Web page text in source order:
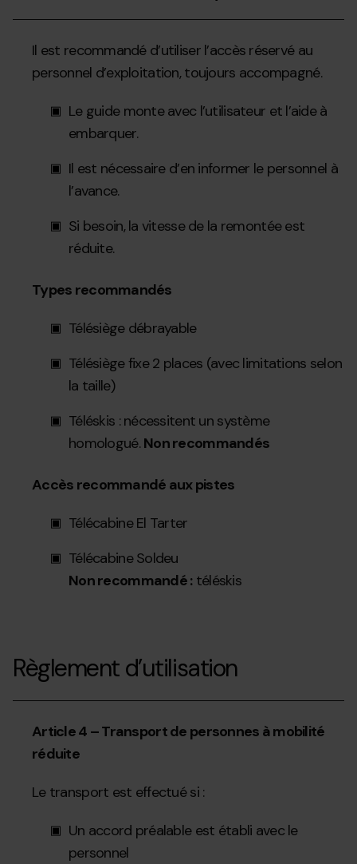
Il est recommandé d’utiliser l’accès réservé au
personnel d’exploitation, toujours accompagné.
Le guide monte avec l’utilisateur et l’aide à
embarquer.
Il est nécessaire d’en informer le personnel à
l’avance.
Si besoin, la vitesse de la remontée est
réduite.
Types recommandés
Télésiège débrayable
Télésiège fixe 2 places (avec limitations selon
la taille)
Téléskis : nécessitent un système
homologué. Non recommandés
Accès recommandé aux pistes
Télécabine El Tarter
Télécabine Soldeu
Non recommandé :téléskis
Règlement d’utilisation
Article 4 – Transport de personnes à mobilité
réduite
Le transport est effectué si :
Un accord préalable est établi avec le
personnel